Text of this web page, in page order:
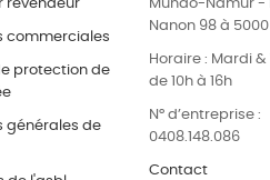
revendeur
commerciales
protection de
générales de
Mundo-Namur -
Nanon 98 à
Horaire : Mardi
de 10h à 16h
N° d’entreprise :
0408.148.086
Contact